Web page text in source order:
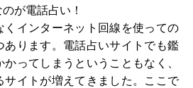
が電話占い！
インターネット回線を使っての
ります。電話占いサイトでも鑑
ってしまうということもなく、
サイトが増えてきました。ここで